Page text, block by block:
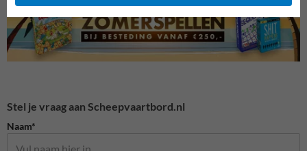
Stel je vraag aan Scheepvaartbord.nl
Naam*